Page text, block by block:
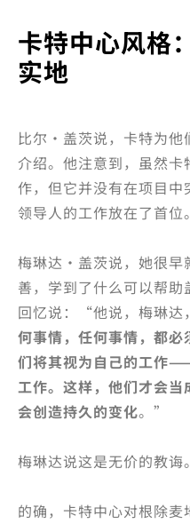
卡特中心风格
实地
比尔·盖茨说，卡特为他
介绍。他注意到，虽然
作，但它并没有在项目
领导人的工作放在了首位
梅琳达·盖茨说，她很早
善，学到了什么可以帮
回忆说：“他说，梅琳达
何事情，任何事情，都
们将其视为自己的工作
工作。这样，他们才会
会创造持久的变化。”
梅琳达说这是无价的教诲。
的确，卡特中心对根除